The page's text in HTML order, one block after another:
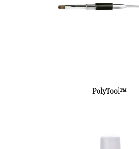
PolyTool™